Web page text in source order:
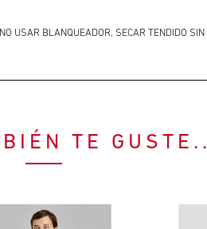
USAR BLANQUEADOR, SECAR TENDIDO
TE